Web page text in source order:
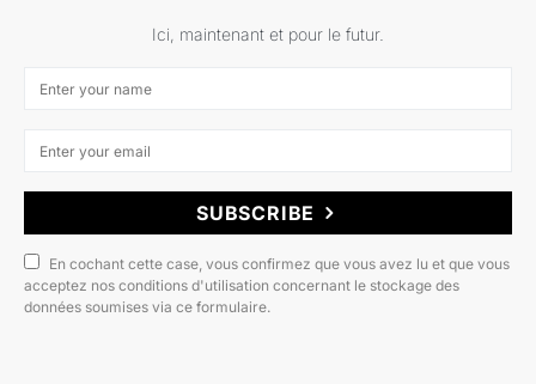
Ici, maintenant et pour le futur.
SUBSCRIBE
En cochant cette case, vous confirmez que vous avez lu et que vous
acceptez nos conditions d'utilisation concernant le stockage des
données soumises via ce formulaire.